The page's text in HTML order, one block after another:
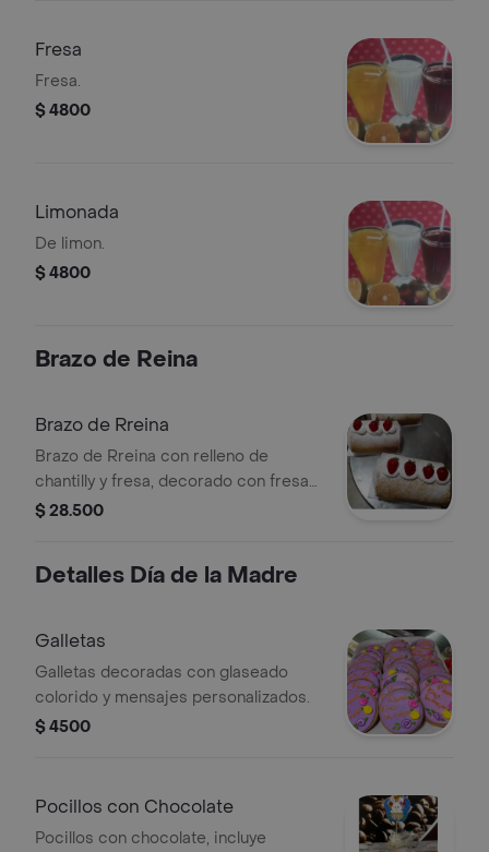
Fresa
Fresa.
$ 4800
Limonada
De limon.
$ 4800
Brazo de Reina
Brazo de Rreina
Brazo de Rreina con relleno de
chantilly y fresa, decorado con fresas
frescas y azúcar glas.
$ 28.500
Detalles Día de la Madre
Galletas
Galletas decoradas con glaseado
colorido y mensajes personalizados.
$ 4500
Pocillos con Chocolate
Pocillos con chocolate, incluye